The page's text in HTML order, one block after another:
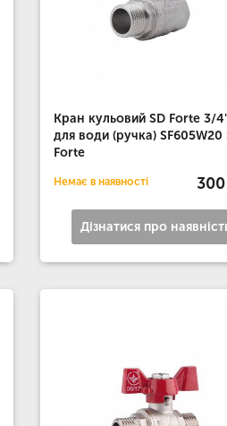
Кран кульовий SD Forte 3/
для води (ручка) SF605W20
Forte
Немає в наявності
Дізнатися про